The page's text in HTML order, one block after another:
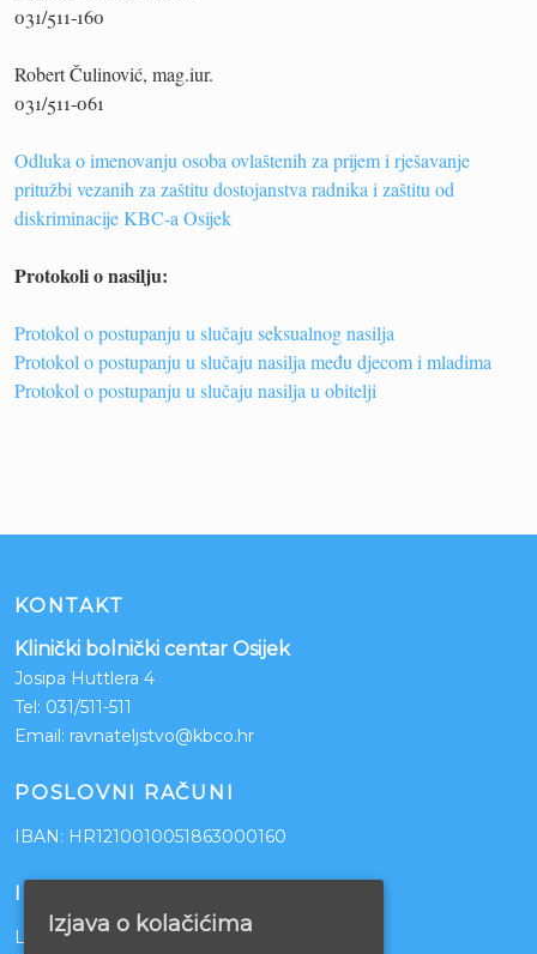
031/511-160
Robert Čulinović, mag.iur.
031/511-061
Odluka o imenovanju osoba ovlaštenih za prijem i rješavanje
pritužbi vezanih za zaštitu dostojanstva radnika i zaštitu od
diskriminacije KBC-a Osijek
Protokoli o nasilju:
Protokol o postupanju u slučaju seksualnog nasilja
Protokol o postupanju u slučaju nasilja među djecom i mladima
Protokol o postupanju u slučaju nasilja u obitelji
KONTAKT
Klinički bolnički centar Osijek
Josipa Huttlera 4
Tel: 031/511-511
Email: ravnateljstvo@kbco.hr
POSLOVNI RAČUNI
IBAN: HR1210010051863000160
INFORMACIJE
Lista čekanja
Izjava o kolačićima